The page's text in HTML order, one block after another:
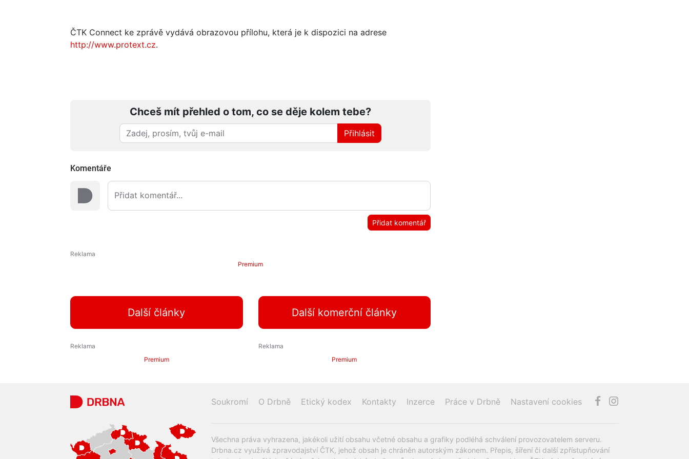
ČTK Connect ke zprávě vydává obrazovou přílohu, která je k dispozici na adrese
http://www.protext.cz.
Chceš mít přehled o tom, co se děje kolem tebe?
Přihlásit
Komentáře
Přidat komentář
Premium
Další články Další komerční články
Premium Premium
Soukromí O Drbně Etický kodex Kontakty Inzerce Práce v Drbně Nastavení cookies
Všechna práva vyhrazena, jakékoli užití obsahu včetné obsahu a grafiky podléhá schválení provozovatelem serveru.
Drbna.cz využívá zpravodajství ČTK, jehož obsah je chráněn autorským zákonem. Přepis, šíření či další zpřístupňování